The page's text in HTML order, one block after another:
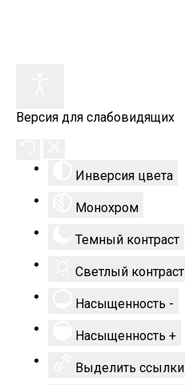
Версия для слабовидящих
Инверсия цвета
Монохром
Темный контраст
Светлый контраст
Насыщенность -
Насыщенность +
Выделить ссылки